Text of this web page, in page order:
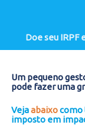
Doe seu IRPF
Um pequeno
pode fazer uma
Vejaabaixocomo
imposto em